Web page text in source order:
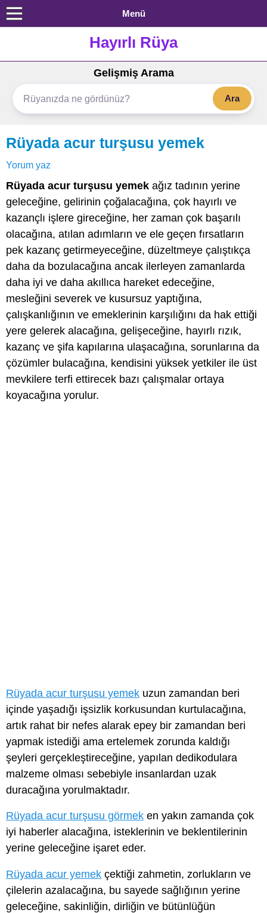
Menü
Hayırlı Rüya
Gelişmiş Arama
Ara
Rüyada acur turşusu yemek
Yorum yaz
Rüyada acur turşusu yemek ağız tadının yerine
geleceğine, gelirinin çoğalacağına, çok hayırlı ve
kazançlı işlere gireceğine, her zaman çok başarılı
olacağına, atılan adımların ve ele geçen fırsatların
pek kazanç getirmeyeceğine, düzeltmeye çalıştıkça
daha da bozulacağına ancak ilerleyen zamanlarda
daha iyi ve daha akıllıca hareket edeceğine,
mesleğini severek ve kusursuz yaptığına,
çalışkanlığının ve emeklerinin karşılığını da hak ettiği
yere gelerek alacağına, gelişeceğine, hayırlı rızık,
kazanç ve şifa kapılarına ulaşacağına, sorunlarına da
çözümler bulacağına, kendisini yüksek yetkiler ile üst
mevkilere terfi ettirecek bazı çalışmalar ortaya
koyacağına yorulur.
Rüyada acur turşusu yemek uzun zamandan beri
içinde yaşadığı işsizlik korkusundan kurtulacağına,
artık rahat bir nefes alarak epey bir zamandan beri
yapmak istediği ama ertelemek zorunda kaldığı
şeyleri gerçekleştireceğine, yapılan dedikodulara
malzeme olması sebebiyle insanlardan uzak
duracağına yorulmaktadır.
Rüyada acur turşusu görmek en yakın zamanda çok
iyi haberler alacağına, isteklerinin ve beklentilerinin
yerine geleceğine işaret eder.
Rüyada acur yemek çektiği zahmetin, zorlukların ve
çilelerin azalacağına, bu sayede sağlığının yerine
geleceğine, sakinliğin, dirliğin ve bütünlüğün